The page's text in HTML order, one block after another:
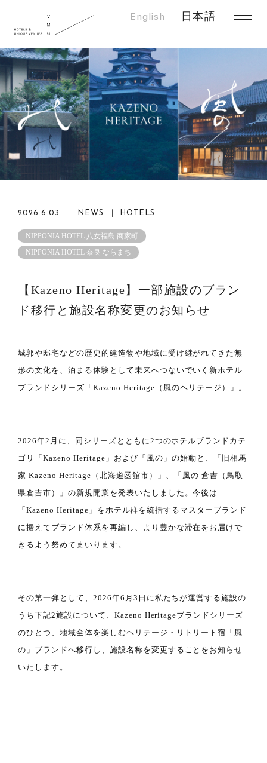
English 日本語
2026.6.03 NEWS ｜ HOTELS
NIPPONIA HOTEL 八女福島 商家町
NIPPONIA HOTEL 奈良 ならまち
【Kazeno Heritage】一部施設のブラン
ド移行と施設名称変更のお知らせ
城郭や邸宅などの歴史的建造物や地域に受け継がれてきた無
形の文化を、泊まる体験として未来へつないでいく新ホテル
ブランドシリーズ「Kazeno Heritage（風のヘリテージ）」。
2026年2月に、同シリーズとともに2つのホテルブランドカテ
ゴリ「Kazeno Heritage」および「風の」の始動と、「旧相馬
家 Kazeno Heritage（北海道函館市）」、「風の 倉吉（鳥取
県倉吉市）」の新規開業を発表いたしました。今後は
「Kazeno Heritage」をホテル群を統括するマスターブランド
に据えてブランド体系を再編し、より豊かな滞在をお届けで
きるよう努めてまいります。
その第一弾として、2026年6月3日に私たちが運営する施設の
うち下記2施設について、Kazeno Heritageブランドシリーズ
のひとつ、地域全体を楽しむヘリテージ・リトリート宿「風
の」ブランドへ移行し、施設名称を変更することをお知らせ
いたします。